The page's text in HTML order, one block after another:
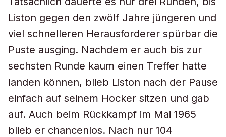
Liston gegen den zwölf Jahre jüngeren und
viel schnelleren Herausforderer spürbar die
Puste ausging. Nachdem er auch bis zur
sechsten Runde kaum einen Treffer hatte
landen können, blieb Liston nach der Pause
einfach auf seinem Hocker sitzen und gab
auf. Auch beim Rückkampf im Mai 1965
blieb er chancenlos. Nach nur 104